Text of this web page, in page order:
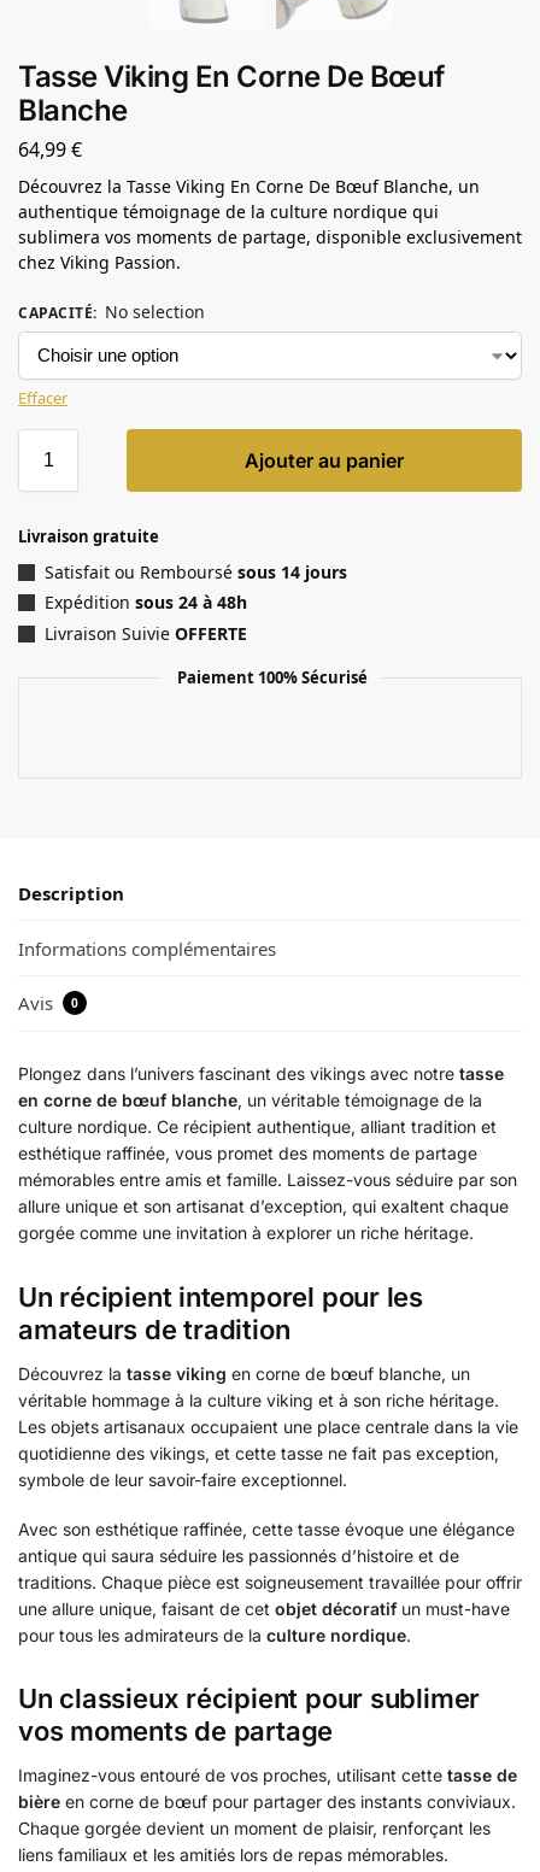
Tasse Viking En Corne De Bœuf
Blanche
64,99€
Découvrez la Tasse Viking En Corne De Bœuf Blanche, un
authentique témoignage de la culture nordique qui
sublimera vos moments de partage, disponible exclusivement
chez Viking Passion.
CAPACITÉ: No selection
Effacer
Ajouter au panier
Livraison gratuite
Satisfait ou Remboursé sous 14 jours
Expédition sous 24 à 48h
Livraison Suivie OFFERTE
Paiement 100% Sécurisé
Description
Informations complémentaires
Avis 0
Plongez dans l’univers fascinant des vikings avec notre tasse
en corne de bœuf blanche, un véritable témoignage de la
culture nordique. Ce récipient authentique, alliant tradition et
esthétique raffinée, vous promet des moments de partage
mémorables entre amis et famille. Laissez-vous séduire par son
allure unique et son artisanat d’exception, qui exaltent chaque
gorgée comme une invitation à explorer un riche héritage.
Un récipient intemporel pour les
amateurs de tradition
Découvrez la tasse viking en corne de bœuf blanche, un
véritable hommage à la culture viking et à son riche héritage.
Les objets artisanaux occupaient une place centrale dans la vie
quotidienne des vikings, et cette tasse ne fait pas exception,
symbole de leur savoir-faire exceptionnel.
Avec son esthétique raffinée, cette tasse évoque une élégance
antique qui saura séduire les passionnés d’histoire et de
traditions. Chaque pièce est soigneusement travaillée pour offrir
une allure unique, faisant de cet objet décoratifun must-have
pour tous les admirateurs de la culture nordique.
Un classieux récipient pour sublimer
vos moments de partage
Imaginez-vous entouré de vos proches, utilisant cette tasse de
bière en corne de bœuf pour partager des instants conviviaux.
Chaque gorgée devient un moment de plaisir, renforçant les
liens familiaux et les amitiés lors de repas mémorables.